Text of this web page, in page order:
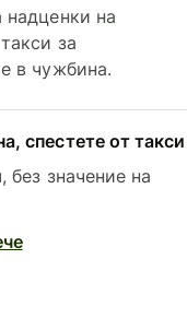
надценки на
за
в чужбина.
спестете от такси
без значение на